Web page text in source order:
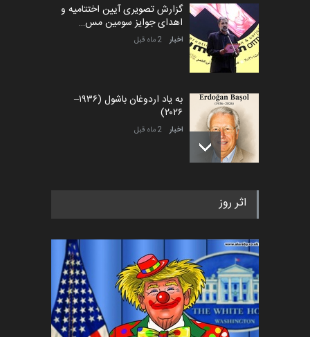
گزارش تصویری آیین اختتامیه و
اهدای جوایز سومین مس…
اخبار 2 ماه قبل
به یاد اردوغان باشول (۱۹۳۶–
۲۰۲۶)
اخبار 2 ماه قبل
رویداد کارگاهی کارتون و پوستر
اخبار 6 ماه قبل
فراخوان رویداد کارگاهی کارتون و
پوستر "ایران سربل…
اخبار 6 ماه قبل
اثر روز